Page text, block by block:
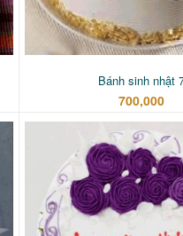
Bánh sinh nhật
700,000